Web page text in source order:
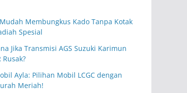
Membungkus Kado Tanpa Kotak
Spesial
Jika Transmisi AGS Suzuki Karimun
Rusak?
Ayla: Pilihan Mobil LCGC dengan
Meriah!